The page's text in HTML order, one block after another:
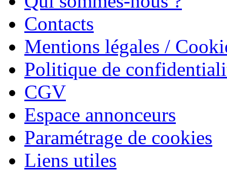
Contacts
Mentions légales /
Politique de
CGV
Espace annonceurs
Paramétrage de cookies
Liens utiles